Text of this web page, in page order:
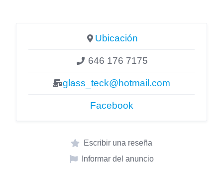
Ubicación
646 176 7175
glass_teck@hotmail.com
Facebook
Escribir una reseña
Informar del anuncio